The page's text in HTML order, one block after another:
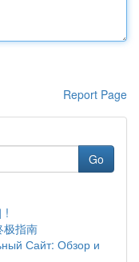
Report Page
Go
!
极指南
Сайт: Обзор и